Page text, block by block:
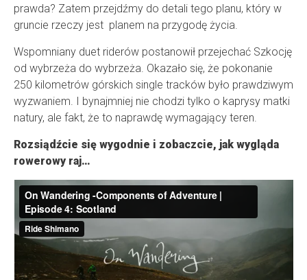
prawda? Zatem przejdźmy do detali tego planu, który w
gruncie rzeczy jest planem na przygodę życia.
Wspomniany duet riderów postanowił przejechać Szkocję
od wybrzeża do wybrzeża. Okazało się, że pokonanie
250 kilometrów górskich single tracków było prawdziwym
wyzwaniem. I bynajmniej nie chodzi tylko o kaprysy matki
natury, ale fakt, że to naprawdę wymagający teren.
Rozsiądźcie się wygodnie i zobaczcie, jak wygląda
rowerowy raj…